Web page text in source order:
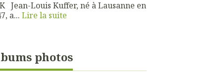
Jean-Louis Kuffer, né à Lausanne en
a... Lire la suite
photos